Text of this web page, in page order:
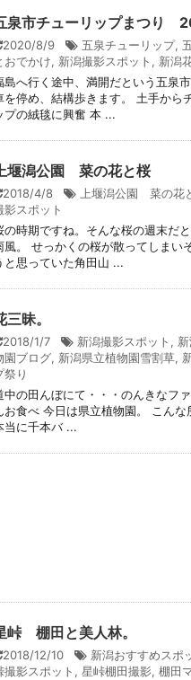
泉市チューリップまつり
2020/8/9 五泉チューリップ,
おでかけ, 新潟撮影スポット , 新潟
島へ行く途中、満開だという五泉
を停め、結構歩きます。 土手から
プの絨毯に興奮 本 ...
堰潟公園 菜の花と桜
2018/4/8 上堰潟公園 菜の花
影スポット
の時期ですね。そんな桜の週末だ
風。 せっかくの桜が散ってしまい
と思っていた角田山 ...
三昧。
2018/1/7 新潟撮影スポット ,
園ブログ, 新潟県立植物園雪割草,
祭り
中の田んぼにて・・・のんきなフ
お食べ 今日は県立植物園。 こん
当に千本バ ...
峠 棚田と美人林。
2018/12/10 新潟おすすめスポ
撮影スポット , 星峠棚田撮影, 棚田